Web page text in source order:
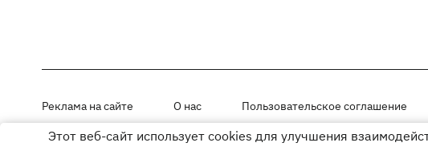
Реклама на сайте О нас Пользовательское соглашение
Материалы под рубриками «Новости компании», «PR» и «Факт» размещены на
Этот веб-сайт использует cookies для улучшения